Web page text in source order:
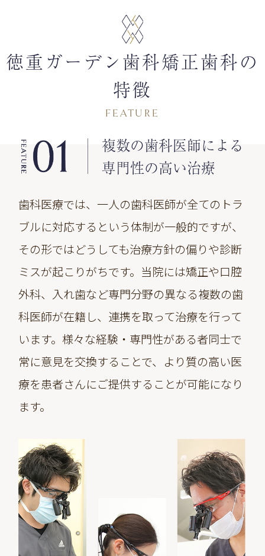
徳重ガーデン歯科矯正歯科の
特徴
FEATURE
複数の歯科医師による
専門性の高い治療
歯科医療では、一人の歯科医師が全てのトラ
ブルに対応するという体制が一般的ですが、
その形ではどうしても治療方針の偏りや診断
ミスが起こりがちです。当院には矯正や口腔
外科、入れ歯など専門分野の異なる複数の歯
科医師が在籍し、連携を取って治療を行って
います。様々な経験・専門性がある者同士で
常に意見を交換することで、より質の高い医
療を患者さんにご提供することが可能になり
ます。